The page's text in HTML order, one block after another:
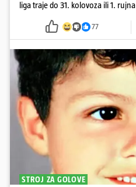
liga traje do 31. kolovoza ili 1. rujna
77
STROJ ZA GOLOVE